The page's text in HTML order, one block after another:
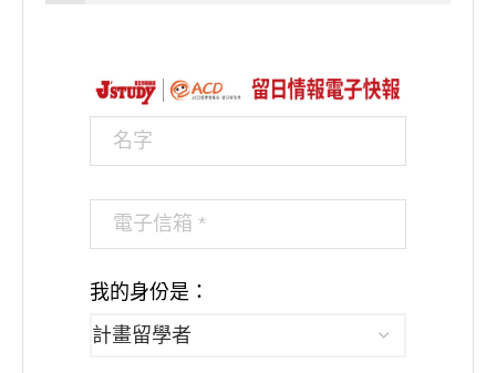
我的身份是：